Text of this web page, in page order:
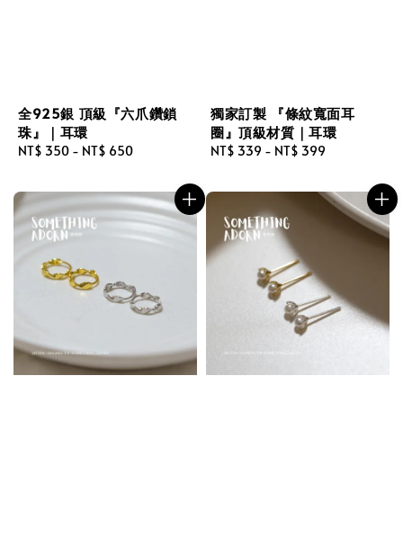
全925銀 頂級『六爪鑽鎖
珠』｜耳環
Regular
NT$ 350 - NT$ 650
獨家訂製 『條紋寬面耳
圈』頂級材質｜耳環
Regular
NT$ 339 - NT$ 399